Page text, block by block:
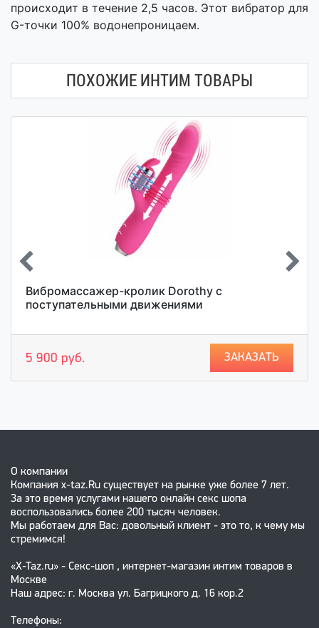
происходит в течение 2,5 часов. Этот вибратор для
G-точки 100% водонепроницаем.
ПОХОЖИЕ ИНТИМ ТОВАРЫ
Вибромассажер-кролик Dorothy с
поступательными движениями
5 900 руб. ЗАКАЗАТЬ
О компании
Компания x-taz.Ru существует на рынке уже более 7 лет.
За это время услугами нашего онлайн секс шопа
воспользовались более 200 тысяч человек.
Мы работаем для Вас: довольный клиент - это то, к чему мы
стремимся!
«X-Taz.ru» - Секс-шоп , интернет-магазин интим товаров в
Москве
Наш адрес: г. Москва ул. Багрицкого д. 16 кор.2
Телефоны: